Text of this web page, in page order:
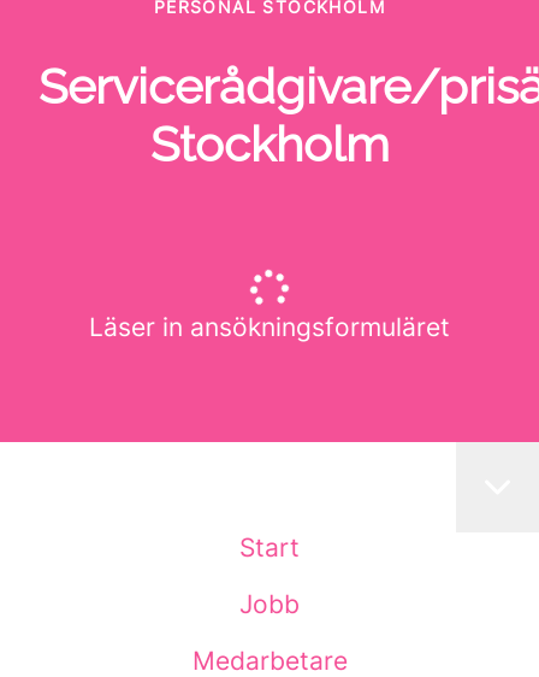
PERSONAL STOCKHOLM
Servicerådgivare/
Stockholm
Läser in ansökningsformuläret
Start
Jobb
Medarbetare